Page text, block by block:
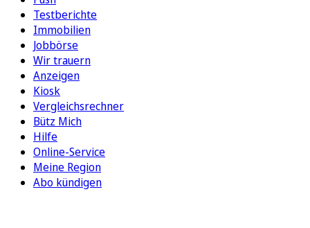
Testberichte
Immobilien
Jobbörse
Wir trauern
Anzeigen
Kiosk
Vergleichsrechner
Bütz Mich
Hilfe
Online-Service
Meine Region
Abo kündigen